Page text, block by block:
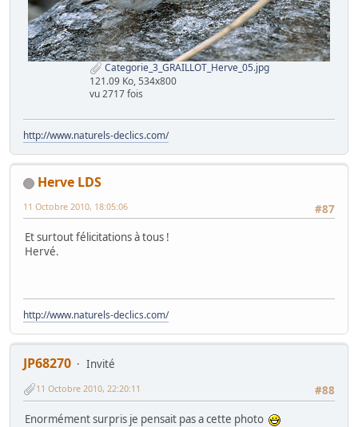
Categorie_3_GRAILLOT_Herve_05.jpg
121.09 Ko, 534x800
vu 2717 fois
http://www.naturels-declics.com/
Herve LDS
#87
11 Octobre 2010, 18:05:06
Et surtout félicitations à tous !
Hervé.
http://www.naturels-declics.com/
JP68270
Invité
#88
11 Octobre 2010, 22:20:11
Enormément surpris je pensait pas a cette photo